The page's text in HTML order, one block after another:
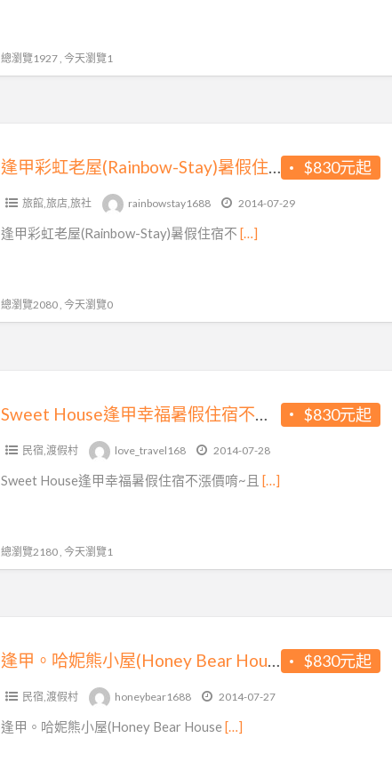
總瀏覽1927 , 今天瀏覽1
$830元起
逢甲彩虹老屋(Rainbow-Stay)暑假住宿不漲價唷♥揪咪…且加人不加價~機車趴趴GO好划算~繽紛房間好夢幻
旅館,旅店,旅社 rainbowstay1688 2014-07-29
逢甲彩虹老屋(Rainbow-Stay)暑假住宿不 […]
總瀏覽2080 , 今天瀏覽0
$830元起
Sweet House逢甲幸福暑假住宿不漲價♥加人不再另外加價~租機車四處遊走，熱門優惠住宿哦
民宿,渡假村 love_travel168 2014-07-28
Sweet House逢甲幸福暑假住宿不漲價唷~且 […]
總瀏覽2180 , 今天瀏覽1
$830元起
逢甲。哈妮熊小屋(Honey Bear House)暑假住宿不漲價♥加人不加價~騎乘機車追風去~房間款式好夢幻
民宿,渡假村 honeybear1688 2014-07-27
逢甲。哈妮熊小屋(Honey Bear House […]